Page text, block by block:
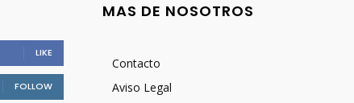
LIKE
FOLLOW
MAS DE NOSOTROS
Contacto
Aviso Legal